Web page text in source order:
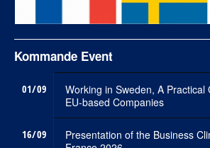
Kommande Event
01/09
Working in Sweden, A
EU-based Companies
16/09
Presentation of the Business